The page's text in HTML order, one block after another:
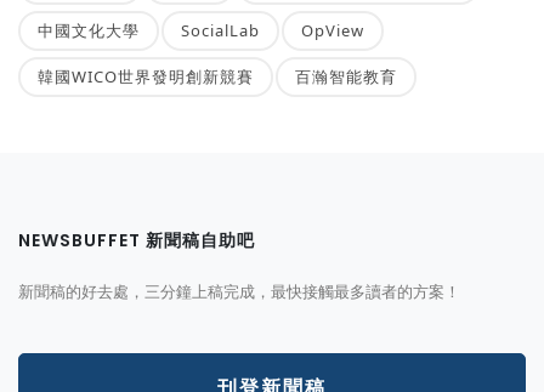
中國文化大學 SocialLab OpView
韓國WICO世界發明創新競賽 百瀚智能教育
NEWSBUFFET 新聞稿自助吧
新聞稿的好去處，三分鐘上稿完成，最快接觸最多讀者的方案！